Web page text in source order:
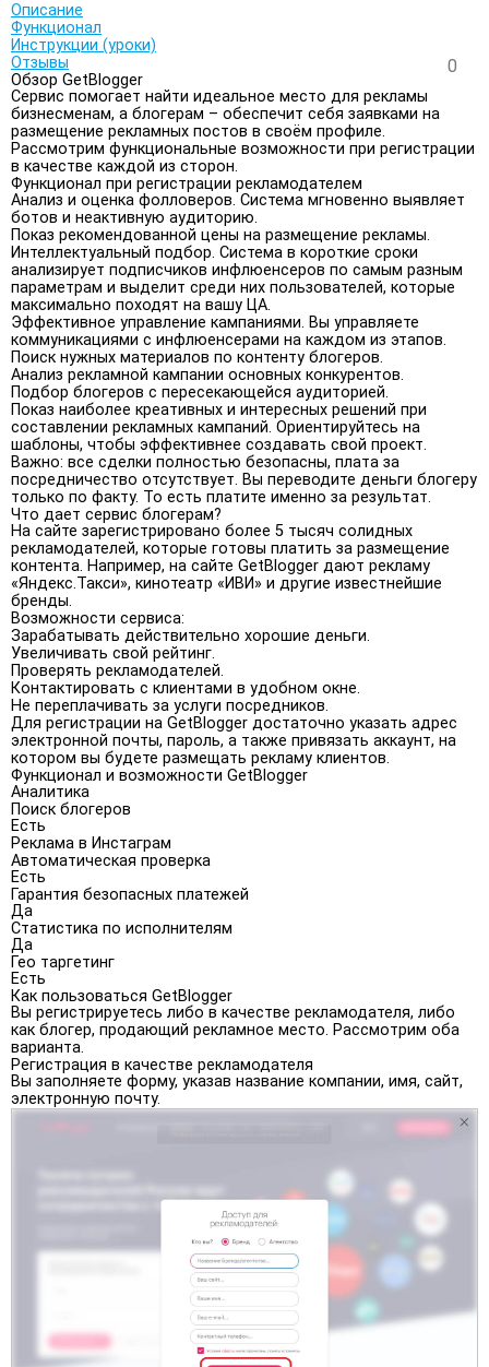
Описание
Функционал
Инструкции (уроки)
Отзывы
0
Обзор GetBlogger
Сервис помогает найти идеальное место для рекламы
бизнесменам, а блогерам – обеспечит себя заявками на
размещение рекламных постов в своём профиле.
Рассмотрим функциональные возможности при регистрации
в качестве каждой из сторон.
Функционал при регистрации рекламодателем
Анализ и оценка фолловеров. Система мгновенно выявляет
ботов и неактивную аудиторию.
Показ рекомендованной цены на размещение рекламы.
Интеллектуальный подбор. Система в короткие сроки
анализирует подписчиков инфлюенсеров по самым разным
параметрам и выделит среди них пользователей, которые
максимально походят на вашу ЦА.
Эффективное управление кампаниями. Вы управляете
коммуникациями с инфлюенсерами на каждом из этапов.
Поиск нужных материалов по контенту блогеров.
Анализ рекламной кампании основных конкурентов.
Подбор блогеров с пересекающейся аудиторией.
Показ наиболее креативных и интересных решений при
составлении рекламных кампаний. Ориентируйтесь на
шаблоны, чтобы эффективнее создавать свой проект.
Важно: все сделки полностью безопасны, плата за
посредничество отсутствует. Вы переводите деньги блогеру
только по факту. То есть платите именно за результат.
Что дает сервис блогерам?
На сайте зарегистрировано более 5 тысяч солидных
рекламодателей, которые готовы платить за размещение
контента. Например, на сайте GetBlogger дают рекламу
«Яндекс.Такси», кинотеатр «ИВИ» и другие известнейшие
бренды.
Возможности сервиса:
Зарабатывать действительно хорошие деньги.
Увеличивать свой рейтинг.
Проверять рекламодателей.
Контактировать с клиентами в удобном окне.
Не переплачивать за услуги посредников.
Для регистрации на GetBlogger достаточно указать адрес
электронной почты, пароль, а также привязать аккаунт, на
котором вы будете размещать рекламу клиентов.
Функционал и возможности GetBlogger
Аналитика
Поиск блогеров
Есть
Реклама в Инстаграм
Автоматическая проверка
Есть
Гарантия безопасных платежей
Да
Статистика по исполнителям
Да
Гео таргетинг
Есть
Как пользоваться GetBlogger
Вы регистрируетесь либо в качестве рекламодателя, либо
как блогер, продающий рекламное место. Рассмотрим оба
варианта.
Регистрация в качестве рекламодателя
Вы заполняете форму, указав название компании, имя, сайт,
электронную почту.